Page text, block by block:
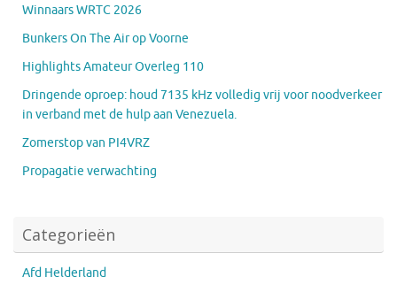
Winnaars WRTC 2026
Bunkers On The Air op Voorne
Highlights Amateur Overleg 110
Dringende oproep: houd 7135 kHz volledig vrij voor noodverkeer
in verband met de hulp aan Venezuela.
Zomerstop van PI4VRZ
Propagatie verwachting
Categorieën
Afd Helderland